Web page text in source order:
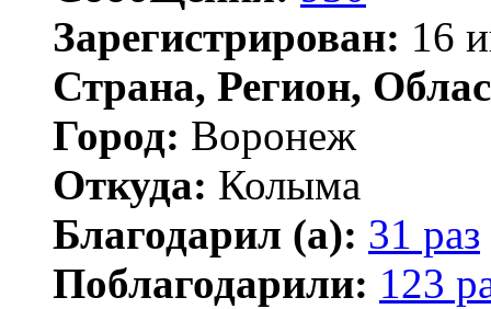
Зарегистрирован: 16
Страна, Регион,
Город: Воронеж
Откуда: Колыма
Благодарил (а): 31 раз
Поблагодарили: 123